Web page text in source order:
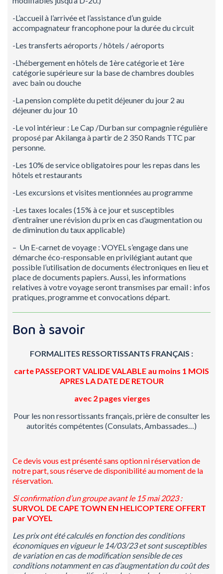
-L’accueil à l’arrivée et l’assistance d’un guide
accompagnateur francophone pour la durée du circuit
-Les transferts aéroports / hôtels / aéroports
-L’hébergement en hôtels de 1ère catégorie et 1ère
catégorie supérieure sur la base de chambres doubles
avec bain ou douche
-La pension complète du petit déjeuner du jour 2 au
déjeuner du jour 10
-Le vol intérieur : Le Cap /Durban sur compagnie régulière
proposé par Akilanga à partir de 2 350 Rands TTC par
personne.
-Les 10% de service obligatoires pour les repas dans les
hôtels et restaurants
-Les excursions et visites mentionnées au programme
-Les taxes locales (15% à ce jour et susceptibles
d’entraîner une révision du prix en cas d’augmentation ou
de diminution du taux applicable)
– Un E-carnet de voyage : VOYEL s’engage dans une
démarche éco-responsable en privilégiant autant que
possible l’utilisation de documents électroniques en lieu et
place de documents papiers. Aussi, les informations
relatives à votre voyage seront transmises par email : infos
pratiques, programme et convocations départ.
Bon à savoir
FORMALITES RESSORTISSANTS FRANÇAIS :
carte PASSEPORT VALIDEVALABLE au moins 1 MOIS
APRES LA DATE DE RETOUR
avec 2 pages vierges
Pour les non ressortissants français, prière de consulter les
autorités compétentes (Consulats, Ambassades…)
Ce devis vous est présenté sans option ni réservation de
notre part, sous réserve de disponibilité au moment de la
réservation.
Si confirmation d’un groupe avant le 15 mai 2023 :
SURVOL DE CAPE TOWN EN HELICOPTERE OFFERT
par VOYEL
Les prix ont été calculés en fonction des conditions
économiques en vigueur le 14/03/23 et sont susceptibles
de variation en cas de modification sensible de ces
conditions notamment en cas d’augmentation du coût des